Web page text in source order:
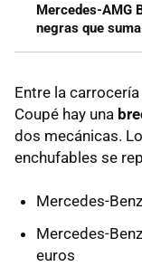
Mercedes-AMG
negras que
Entre la carrocería
Coupé hay una
dos mecánicas.
enchufables se
Mercedes-
Mercedes-
euros